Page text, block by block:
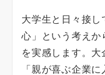
大学生と日々接
心」という考えか
を実感します。大
「親が喜ぶ企業